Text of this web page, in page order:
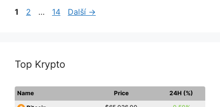
Stránka
1 Stránka
2 … Stránka
14 Další →
Top Krypto
Name Price
24H (%)